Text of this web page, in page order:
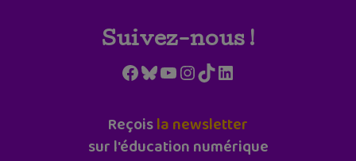
Suivez-nous !
Facebook
Bluesky
YouTube
Instagram
TikTokLinkedIn
Reçoisla newsletter
sur l'éducation numérique